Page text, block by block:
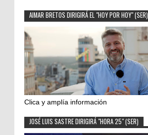
AIMAR BRETOS DIRIGIRÁ EL "HOY POR HOY" (SER)
Clica y amplía información
JOSÉ LUIS SASTRE DIRIGIRÁ "HORA 25" (SER)